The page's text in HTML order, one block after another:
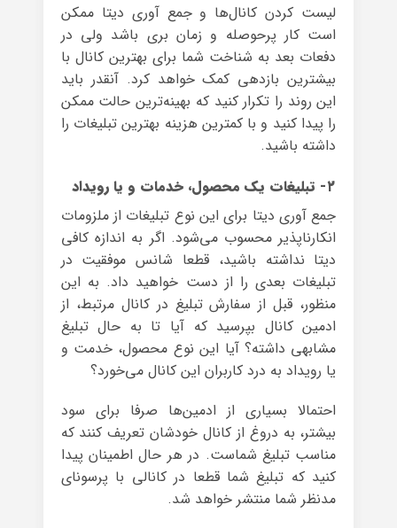
لیست کردن کانال‌ها و جمع آوری دیتا ممکن
است کار پرحوصله و زمان بری باشد ولی در
دفعات بعد به شناخت شما برای بهترین کانال با
بیشترین بازدهی کمک خواهد کرد. آنقدر باید
این روند را تکرار کنید که بهینه‌ترین حالت ممکن
را پیدا کنید و با کمترین هزینه بهترین تبلیغات را
داشته باشید.
۲- تبلیغات یک محصول، خدمات و یا رویداد
جمع آوری دیتا برای این نوع تبلیغات از ملزومات
انکارناپذیر محسوب می‌شود. اگر به اندازه کافی
دیتا نداشته باشید، قطعا شانس موفقیت در
تبلیغات بعدی را از دست خواهید داد. به این
منظور، قبل از سفارش تبلیغ در کانال مرتبط، از
ادمین کانال بپرسید که آیا تا به حال تبلیغ
مشابهی داشته؟ آیا این نوع محصول، خدمت و
یا رویداد به درد کاربران این کانال می‌خورد؟
احتمالا بسیاری از ادمین‌ها صرفا برای سود
بیشتر، به دروغ از کانال خودشان تعریف کنند که
مناسب تبلیغ شماست. در هر حال اطمینان پیدا
کنید که تبلیغ شما قطعا در کانالی با پرسونای
مدنظر شما منتشر خواهد شد.